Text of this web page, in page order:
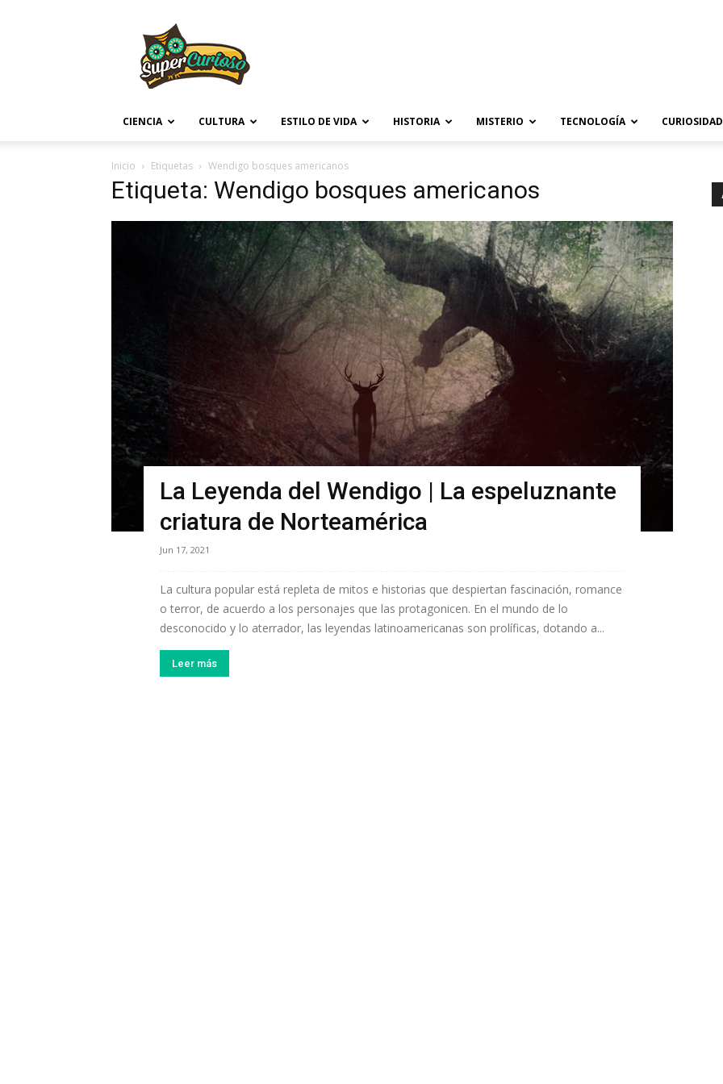
CIENCIA CULTURA ESTILO DE VIDA HISTORIA MISTERIO TECNOLOGÍA
Inicio Etiquetas Wendigo bosques americanos
Etiqueta: Wendigo bosques americanos
La Leyenda del Wendigo | La espeluznante
criatura de Norteamérica
Jun 17, 2021
La cultura popular está repleta de mitos e historias que despiertan fascinación, romance
o terror, de acuerdo a los personajes que las protagonicen. En el mundo de lo
desconocido y lo aterrador, las leyendas latinoamericanas son prolíficas, dotando a...
Leer más